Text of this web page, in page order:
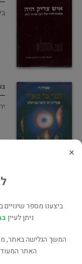
×
ביצענו מספר
ניתן לעיין
המשך הגלישה באתר,
האתר